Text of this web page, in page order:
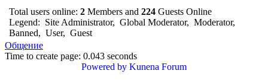
Total users online: 2 Members and 224 Guests Online
Legend: Site Administrator, Global Moderator, Moderator,
Banned, User, Guest
Общение
Time to create page: 0.043 seconds
Powered by Kunena Forum